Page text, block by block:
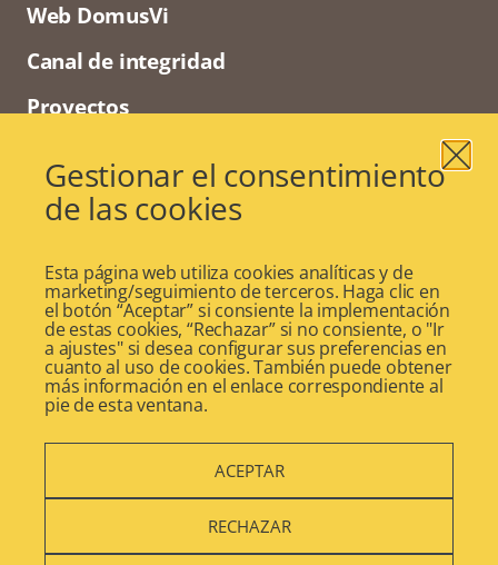
Gestionar el consentimiento
de las cookies
Esta página web utiliza cookies analíticas y de
marketing/seguimiento de terceros. Haga clic en
el botón “Aceptar” si consiente la implementación
de estas cookies, “Rechazar” si no consiente, o "Ir
a ajustes" si desea configurar sus preferencias en
cuanto al uso de cookies. También puede obtener
más información en el enlace correspondiente al
pie de esta ventana.
ACEPTAR
RECHAZAR
Web DomusVi
Canal de integridad
Proyectos
Vidas con Historia
Blog
Actualidad
©2024 DomusVi